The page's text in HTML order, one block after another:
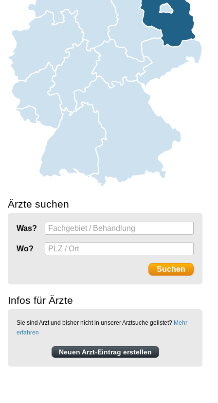
Ärzte suchen
Was?
Wo?
Infos für Ärzte
Sie sind Arzt und bisher nicht in unserer Arztsuche gelistet? Mehr
erfahren
Neuen Arzt-Eintrag erstellen